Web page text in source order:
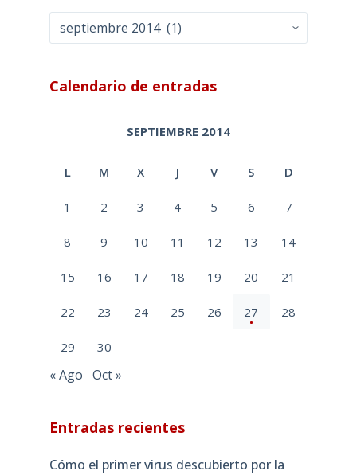
Archivos
Calendario de entradas
SEPTIEMBRE 2014
L M X J V S D
1 2 3 4 5 6 7
8 9 10 11 12 13 14
15 16 17 18 19 20 21
22 23 24 25 26 27 28
29 30
« Ago Oct »
Entradas recientes
Cómo el primer virus descubierto por la